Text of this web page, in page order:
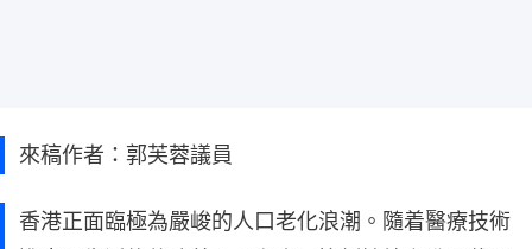
來稿作者：郭芙蓉議員
香港正面臨極為嚴峻的人口老化浪潮。隨着醫療技術